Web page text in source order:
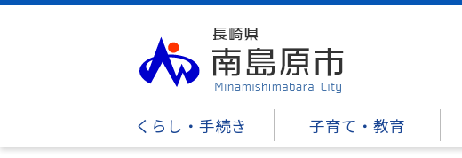
くらし・手続き 子育て・教育